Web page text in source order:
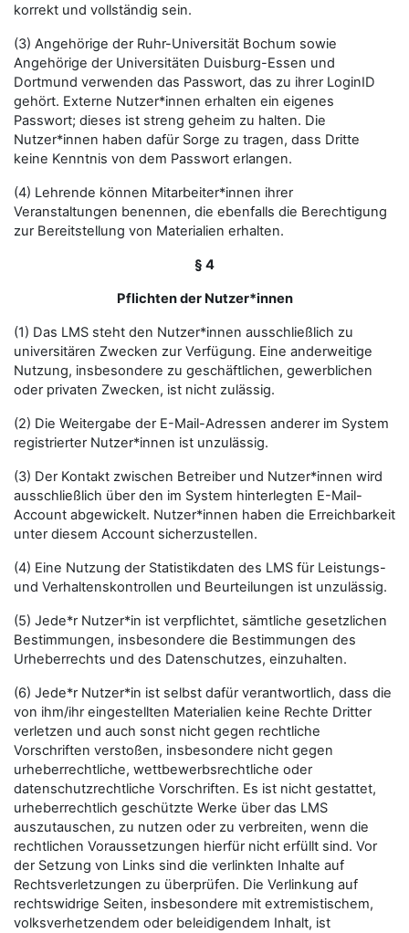
korrekt und vollständig sein.
(3) Angehörige der Ruhr-Universität Bochum sowie
Angehörige der Universitäten Duisburg-Essen und
Dortmund verwenden das Passwort, das zu ihrer LoginID
gehört. Externe Nutzer*innen erhalten ein eigenes
Passwort; dieses ist streng geheim zu halten. Die
Nutzer*innen haben dafür Sorge zu tragen, dass Dritte
keine Kenntnis von dem Passwort erlangen.
(4) Lehrende können Mitarbeiter*innen ihrer
Veranstaltungen benennen, die ebenfalls die Berechtigung
zur Bereitstellung von Materialien erhalten.
§ 4
Pflichten der Nutzer*innen
(1) Das LMS steht den Nutzer*innen ausschließlich zu
universitären Zwecken zur Verfügung. Eine anderweitige
Nutzung, insbesondere zu geschäftlichen, gewerblichen
oder privaten Zwecken, ist nicht zulässig.
(2) Die Weitergabe der E-Mail-Adressen anderer im System
registrierter Nutzer*innen ist unzulässig.
(3) Der Kontakt zwischen Betreiber und Nutzer*innen wird
ausschließlich über den im System hinterlegten E-Mail-
Account abgewickelt. Nutzer*innen haben die Erreichbarkeit
unter diesem Account sicherzustellen.
(4) Eine Nutzung der Statistikdaten des LMS für Leistungs-
und Verhaltenskontrollen und Beurteilungen ist unzulässig.
(5) Jede*r Nutzer*in ist verpflichtet, sämtliche gesetzlichen
Bestimmungen, insbesondere die Bestimmungen des
Urheberrechts und des Datenschutzes, einzuhalten.
(6) Jede*r Nutzer*in ist selbst dafür verantwortlich, dass die
von ihm/ihr eingestellten Materialien keine Rechte Dritter
verletzen und auch sonst nicht gegen rechtliche
Vorschriften verstoßen, insbesondere nicht gegen
urheberrechtliche, wettbewerbsrechtliche oder
datenschutzrechtliche Vorschriften. Es ist nicht gestattet,
urheberrechtlich geschützte Werke über das LMS
auszutauschen, zu nutzen oder zu verbreiten, wenn die
rechtlichen Voraussetzungen hierfür nicht erfüllt sind. Vor
der Setzung von Links sind die verlinkten Inhalte auf
Rechtsverletzungen zu überprüfen. Die Verlinkung auf
rechtswidrige Seiten, insbesondere mit extremistischem,
volksverhetzendem oder beleidigendem Inhalt, ist